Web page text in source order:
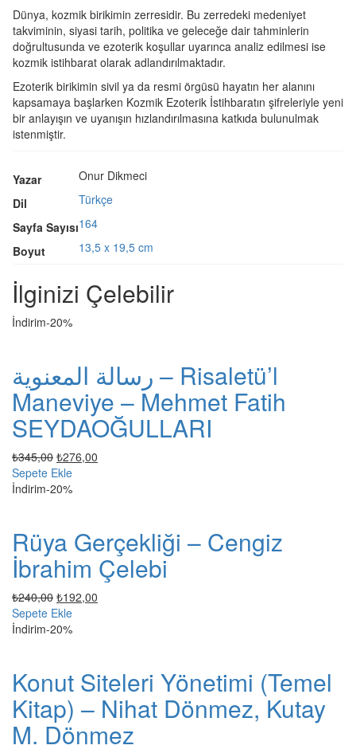
Dünya, kozmik birikimin zerresidir. Bu zerredeki medeniyet
takviminin, siyasi tarih, politika ve geleceğe dair tahminlerin
doğrultusunda ve ezoterik koşullar uyarınca analiz edilmesi ise
kozmik istihbarat olarak adlandırılmaktadır.
Ezoterik birikimin sivil ya da resmi örgüsü hayatın her alanını
kapsamaya başlarken Kozmik Ezoterik İstihbaratın şifreleriyle yeni
bir anlayışın ve uyanışın hızlandırılmasına katkıda bulunulmak
istenmiştir.
Yazar
Onur Dikmeci
Dil
Türkçe
Sayfa Sayısı164
Boyut
13,5 x 19,5 cm
İlginizi Çelebilir
İndirim-20%
رسالة المعنوية – Risaletü’l
Maneviye – Mehmet Fatih
SEYDAOĞULLARI
₺345,00 Orijinal
fiyat:
₺345,00.
₺276,00
Sepete Ekle
İndirim-20%
Rüya Gerçekliği – Cengiz
İbrahim Çelebi
₺240,00 Orijinal
fiyat:
₺240,00.
₺192,00
Sepete Ekle
İndirim-20%
Konut Siteleri Yönetimi (Temel
Kitap) – Nihat Dönmez, Kutay
M. Dönmez